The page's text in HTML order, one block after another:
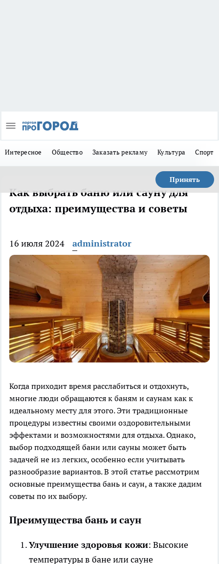
Интересное Общество Заказать рекламу Культура Спорт
Принять
Как выбрать баню или сауну для
отдыха: преимущества и советы
16 июля 2024 administrator
Когда приходит время расслабиться и отдохнуть,
многие люди обращаются к баням и саунам как к
идеальному месту для этого. Эти традиционные
процедуры известны своими оздоровительными
эффектами и возможностями для отдыха. Однако,
выбор подходящей бани или сауны может быть
задачей не из легких, особенно если учитывать
разнообразие вариантов. В этой статье рассмотрим
основные преимущества бань и саун, а также дадим
советы по их выбору.
Преимущества бань и саун
Улучшение здоровья кожи: Высокие
температуры в бане или сауне